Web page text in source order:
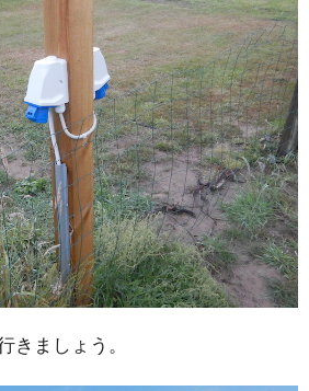
きましょう。